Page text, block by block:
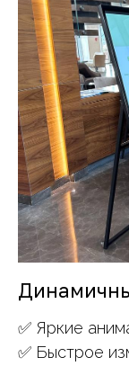
✅ Яркие
✅ Быстрое